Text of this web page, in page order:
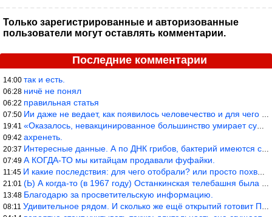
Только зарегистрированные и авторизованные
пользователи могут оставлять комментарии.
Последние комментарии
14:00 так и есть.
06:28 ничё не понял
06:22 правильная статья
07:50 Ии даже не ведает, как появилось человечество и для чего оно сущ
19:41 «Оказалось, невакцинированное большинство умирает существенно ча
09:42 ахренеть.
20:37 Интересные данные. А по ДНК грибов, бактерий имеются сведения из
07:49 А КОГДА-ТО мы китайцам продавали фуфайки.
11:45 И какие последствия: для чего отобрали? или просто похвастались.
21:01 (Ь) А когда-то (в 1967 году) Останкинская телебашня была самым в
13:48 Благодарю за просветительскую информацию.
08:11 Удивительное рядом. И сколько же ещё открытий готовит Просвещень